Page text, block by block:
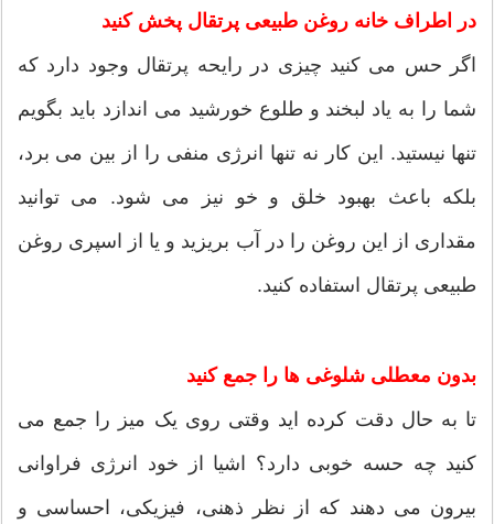
در اطراف خانه روغن طبیعی پرتقال پخش کنید
اگر حس می کنید چیزی در رایحه پرتقال وجود دارد که
شما را به یاد لبخند و طلوع خورشید می اندازد باید بگویم
تنها نیستید. این کار نه تنها انرژی منفی را از بین می برد،
بلکه باعث بهبود خلق و خو نیز می شود. می توانید
مقداری از این روغن را در آب بریزید و یا از اسپری روغن
طبیعی پرتقال استفاده کنید.
بدون معطلی شلوغی ها را جمع کنید
تا به حال دقت کرده اید وقتی روی یک میز را جمع می
کنید چه حسه خوبی دارد؟ اشیا از خود انرژی فراوانی
بیرون می دهند که از نظر ذهنی، فیزیکی، احساسی و